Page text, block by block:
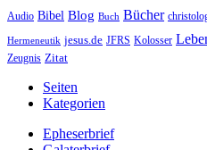
Audio Bibel Blog Buch Bücher
Hermeneutik jesus.de JFRS Kolosser
Zeugnis Zitat
Seiten
Kategorien
Epheserbrief